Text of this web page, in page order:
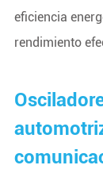
eficiencia
rendimiento